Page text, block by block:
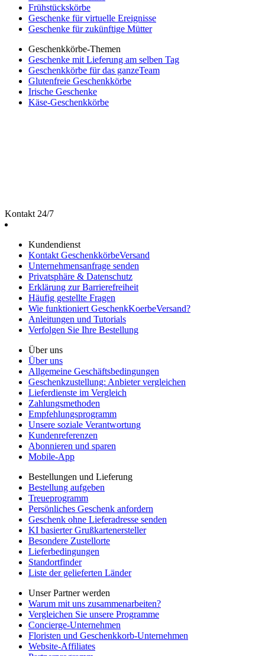
Frühstückskörbe
Geschenke für virtuelle Ereignisse
Geschenke für zukünftige Mütter
Geschenkkörbe-Themen
Geschenke mit Lieferung am selben Tag
Geschenkkörbe für das ganzeTeam
Glutenfreie Geschenkkörbe
Irische Geschenke
Käse-Geschenkkörbe
Kontakt 24/7
Kundendienst
Kontakt GeschenkkörbeVersand
Unternehmensanfrage senden
Privatsphäre & Datenschutz
Erklärung zur Barrierefreiheit
Häufig gestellte Fragen
Wie funktioniert GeschenkKoerbeVersand?
Anleitungen und Tutorials
Verfolgen Sie Ihre Bestellung
Über uns
Über uns
Allgemeine Geschäftsbedingungen
Geschenkzustellung: Anbieter vergleichen
Lieferdienste im Vergleich
Zahlungsmethoden
Empfehlungsprogramm
Unsere soziale Verantwortung
Kundenreferenzen
Abonnieren und sparen
Mobile-App
Bestellungen und Lieferung
Bestellung aufgeben
Treueprogramm
Persönliches Geschenk anfordern
Geschenk ohne Lieferadresse senden
KI basierter Grußkartenersteller
Besondere Zustellorte
Lieferbedingungen
Standortfinder
Liste der gelieferten Länder
Unser Partner werden
Warum mit uns zusammenarbeiten?
Vergleichen Sie unsere Programme
Concierge-Unternehmen
Floristen und Geschenkkorb-Unternehmen
Website-Affiliates